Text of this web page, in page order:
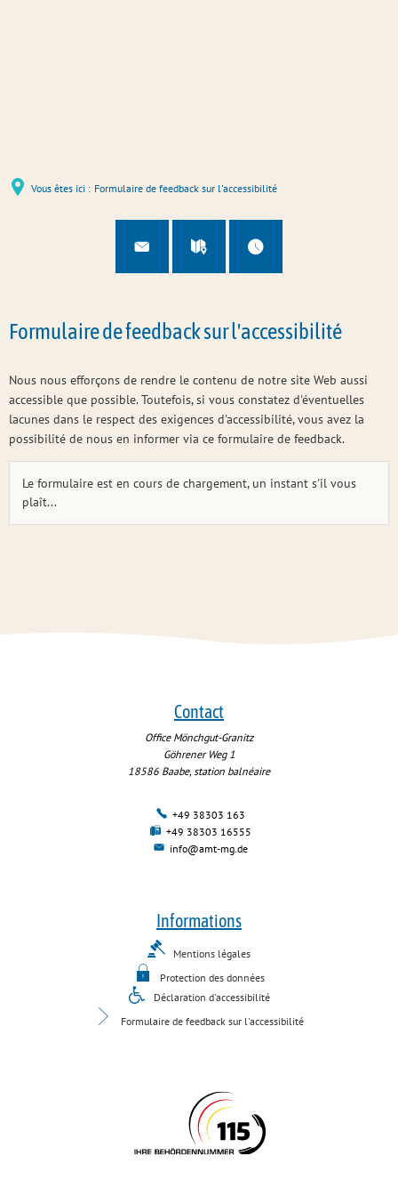
Vous êtes ici : Formulaire de feedback sur l'accessibilité
Formulaire de feedback sur l'accessibilité
Nous nous efforçons de rendre le contenu de notre site Web aussi
accessible que possible. Toutefois, si vous constatez d'éventuelles
lacunes dans le respect des exigences d'accessibilité, vous avez la
possibilité de nous en informer via ce formulaire de feedback.
Le formulaire est en cours de chargement, un instant s'il vous
plaît...
Contact
Office Mönchgut-Granitz
Göhrener Weg 1
18586 Baabe, station balnéaire
+49 38303 163
+49 38303 16555
info@amt-mg.de
Informations
Mentions légales
Protection des données
Déclaration d'accessibilité
Formulaire de feedback sur l'accessibilité